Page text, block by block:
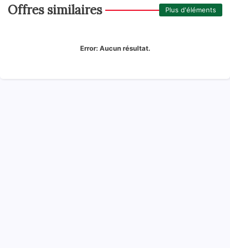
Offres similaires Plus d'éléments
Error: Aucun résultat.